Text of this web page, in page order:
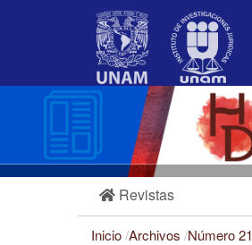
Barra
Revistas
Inicio/Archivos /Número 21